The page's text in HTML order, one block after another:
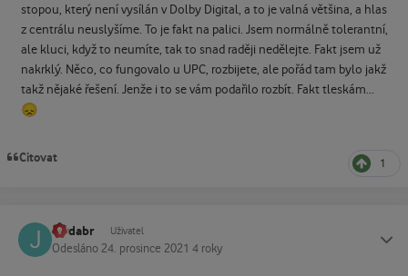
stopou, který není vysílán v Dolby Digital, a to je valná většina, a hlas
z centrálu neuslyšíme. To je fakt na palici. Jsem normálně tolerantní,
ale kluci, když to neumíte, tak to snad raději nedělejte. Fakt jsem už
nakrklý. Něco, co fungovalo u UPC, rozbijete, ale pořád tam bylo jakž
takž nějaké řešení. Jenže i to se vám podařilo rozbít. Fakt tleskám...
😞
Citovat 1
Jardabr Uživatel
Odesláno 24. prosince 2021 4 roky